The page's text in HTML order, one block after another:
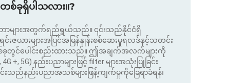
စ်ခုရှိပါသလား။?
များအတွက်ရည်ရွယ်သည်။ ၎င်းသည်နိုင်ငံရှိ
ယားများအပြင်အမြန်နှုန်းစစ်ဆေးမှုရလဒ်နှင့်သတင်း
ခုတွင်ပေါင်းစည်းထားသည်။ ဤအချက်အလက်များကို
+, 5G) နည်းပညာများဖြင့် filter များအသုံးပြုခြင်း
းသည်နည်းပညာအသစ်များဖြန့်ကျက်မှုကိုခြေရာခံရန်၊